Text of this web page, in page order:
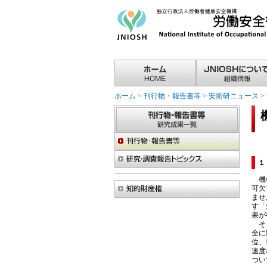
ホーム > 刊行物・報告書等 > 安衛研ニュース >
機
可
ま
す
果が
そ
全
位
速
つい